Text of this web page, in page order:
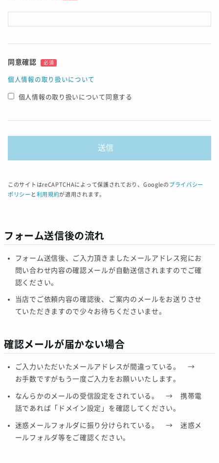
同意確認 必須
個人情報の取り扱いについて
個人情報の取り扱いについて同意する
このサイトはreCAPTCHAによって保護されており、Googleの プライバシー
ポリシー と利用規約が適用されます。
フォーム送信後の流れ
フォーム送信後、ご入力頂きましたメールアドレス宛にお
問い合わせ内容の確認メールが自動送信されますのでご確
認ください。
当店でご依頼内容の確認後、ご案内のメールをお送りさせ
ていただきますので少々お待ちくださいませ。
確認メールが届かない場合
ご入力いただいたメールアドレスが間違っている。 →
お手数ですがもう一度ご入力をお願いいたします。
なんらかのメールの受信設定をされている。 → 携帯電
話であれば「ドメイン設定」を確認してください。
迷惑メールフォルダに振り分けられている。 → 迷惑メ
ールフォルダ等をご確認ください。